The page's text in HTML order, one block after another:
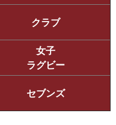
クラブ
女子
ラグビー
セブンズ